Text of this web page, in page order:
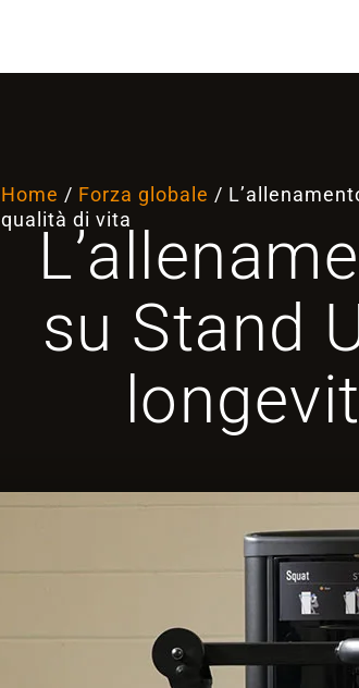
Home / Forza globale /
qualità di vita
su Stand